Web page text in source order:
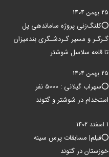
25 بهمن 1404
⭕️کلنگ‌زنی پروژه ساماندهی پل
گـرگـر و مسیر گـردشـگری بندمیزان
تا قلعه سلاسل شوشتر
25 بهمن 1404
⭕️سهراب گیلانی : 5000 نفر
استخدام در شوشتر و گتوند
1 اسفند 1402
⭕️فیلم| مسابقات پرس سینه
خوزستان در گتوند